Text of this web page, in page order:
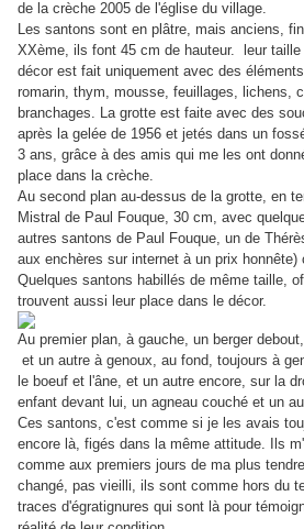
de la crèche 2005 de l'église du village.
Les santons sont en plâtre, mais anciens,
XXème, ils font 45 cm de hauteur. leur
décor est fait uniquement avec des
romarin, thym, mousse, feuillages, lichens,
branchages. La grotte est faite avec des
après la gelée de 1956 et jetés dans un
3 ans, grâce à des amis qui me les ont
place dans la crèche.
Au second plan au-dessus de la grotte, en
Mistral de Paul Fouque, 30 cm, avec
autres santons de Paul Fouque, un de
aux enchères sur internet à un prix honnête)
Quelques santons habillés de même taille,
trouvent aussi leur place dans le décor.
Au premier plan, à gauche, un berger
et un autre à genoux, au fond, toujours à
le boeuf et l'âne, et un autre encore, sur la
enfant devant lui, un agneau couché et un
Ces santons, c'est comme si je les avais
encore là, figés dans la même attitude. Ils
comme aux premiers jours de ma plus
changé, pas vieilli, ils sont comme hors du
traces d'égratignures qui sont là pour